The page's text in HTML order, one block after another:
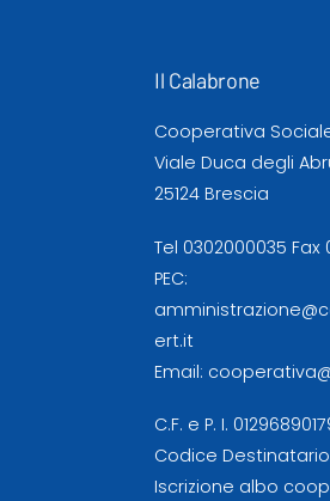
Il Calabrone
Cooperativa Sociale
Viale Duca degli
25124 Brescia
Tel 0302000035 Fax
PEC:
ert.it
Email:
C.F. e P. I.
Codice Destinatario
Iscrizione albo